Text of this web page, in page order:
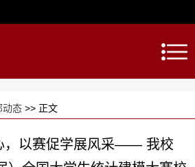
动态 >> 正文
，以赛促学展风采—— 我校